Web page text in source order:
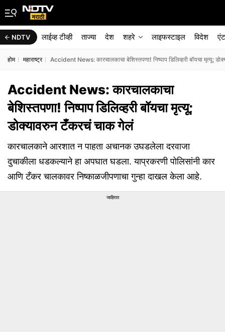
NDTV लाईव्ह टीव्ही ताज्या देश शहरे लाइफस्टाइल विदेश
होम महाराष्ट्र Accident News: कारचालकाचा बेशिस्तपणा! निष्पाप डिलिव्हरी बॉयचा मृत्यू;
Accident News: कारचालकाचा
बेशिस्तपणा! निष्पाप डिलिव्हरी बॉयचा मृत्यू;
डोक्यावरुन टँकरचं चाक गेलं
कारचालकाने आरशात न पाहता अचानक उघडलेला दरवाजा
दुचाकीला धडकल्याने हा अपघात घडला. याप्रकरणी पोलिसांनी कार
आणि टँकर चालकावर निष्काळजीपणाचा गुन्हा दाखल केला आहे.
जाहिरात